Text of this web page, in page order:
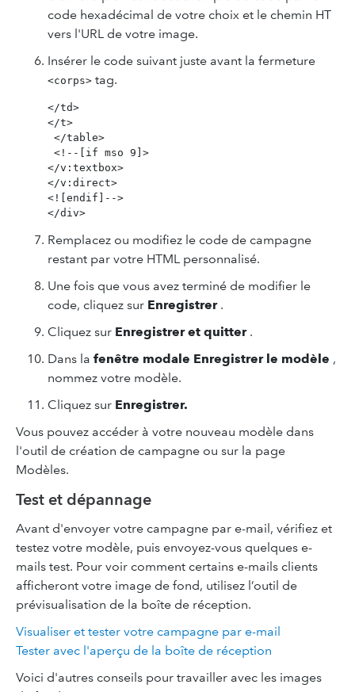
code hexadécimal de votre choix et le chemin HT
vers l'URL de votre image.
Insérer le code suivant juste avant la fermeture
<corps> tag.
</td>
</t>
</table>
<!--[if mso 9]>
</v:textbox>
</v:direct>
<![endif]-->
Remplacez ou modifiez le code de campagne
restant par votre HTML personnalisé.
Une fois que vous avez terminé de modifier le
code, cliquez sur Enregistrer.
Cliquez sur Enregistrer et quitter.
Dans la fenêtre modale Enregistrer le modèle ,
nommez votre modèle.
Cliquez sur Enregistrer.
Vous pouvez accéder à votre nouveau modèle dans
l'outil de création de campagne ou sur la page
Modèles.
Test et dépannage
Avant d'envoyer votre campagne par e-mail, vérifiez et
testez votre modèle, puis envoyez-vous quelques e-
mails test. Pour voir comment certains e-mails clients
afficheront votre image de fond, utilisez l’outil de
prévisualisation de la boîte de réception.
Visualiser et tester votre campagne par e-mail
Tester avec l'aperçu de la boîte de réception
Voici d'autres conseils pour travailler avec les images